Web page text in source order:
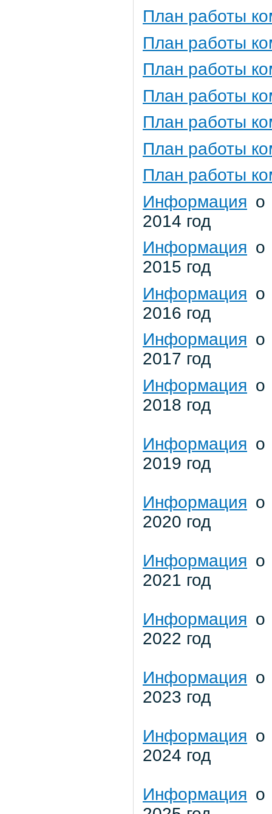
План работы
План работы
План работы
План работы
План работы
План работы
План работы
Информация о
2014 год
Информация о
2015 год
Информация о
2016 год
Информация о
2017 год
Информация о
2018 год
Информация о
2019 год
Информация о
2020 год
Информация о
2021 год
Информация о
2022 год
Информация о
2023 год
Информация о
2024 год
Информация о